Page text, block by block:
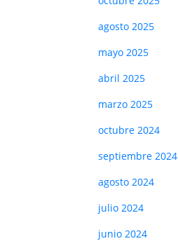
agosto 2025
mayo 2025
abril 2025
marzo 2025
octubre 2024
septiembre 2024
agosto 2024
julio 2024
junio 2024